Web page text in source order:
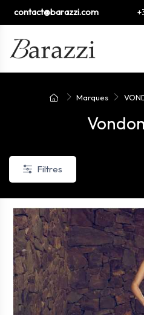
contact@barazzi.com
Marques
Filtres